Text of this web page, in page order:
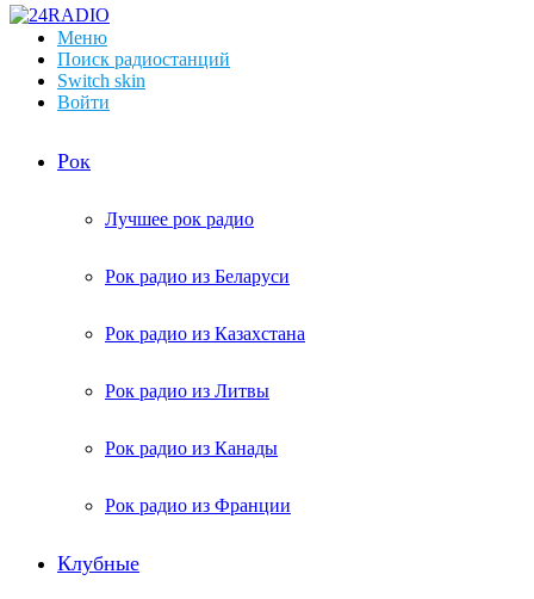
Меню
Поиск радиостанций
Switch skin
Войти
Рок
Лучшее рок радио
Рок радио из Беларуси
Рок радио из Казахстана
Рок радио из Литвы
Рок радио из Канады
Рок радио из Франции
Клубные